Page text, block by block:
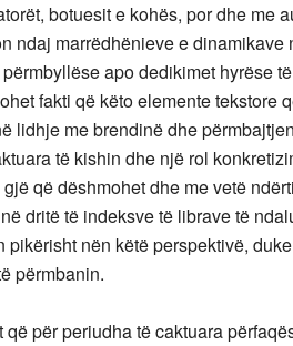
botuesit e kohës, por dhe me
ndaj marrëdhënieve e
apo dedikimet hyrëse
fakti që këto elemente tekstore
lidhje me brendinë dhe
të kishin dhe një rol
që dëshmohet dhe me vetë
dritë të indeksve të librave të
pikërisht nën këtë perspektivë,
përmbanin.
që për periudha të caktuara